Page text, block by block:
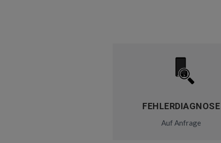
FEHLERDIAGNOSE
Auf Anfrage